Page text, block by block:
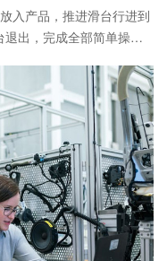
入产品，推进滑台行进到
出，完成全部简单操作